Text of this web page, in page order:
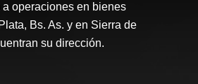
operaciones en bienes
Bs. As. y en Sierra de
su dirección.